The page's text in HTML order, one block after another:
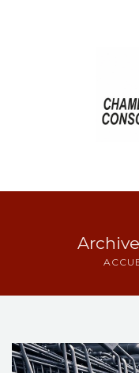
ACTUALITÉS
NOS ACTIONS